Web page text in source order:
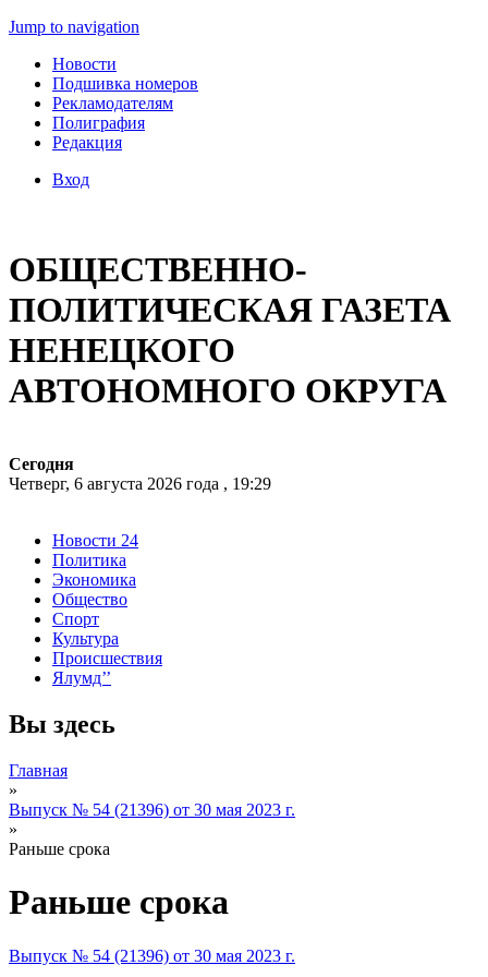
Jump to navigation
Новости
Подшивка номеров
Рекламодателям
Полиграфия
Редакция
Вход
ОБЩЕСТВЕННО-
ПОЛИТИЧЕСКАЯ ГАЗЕТА
НЕНЕЦКОГО
АВТОНОМНОГО ОКРУГА
Сегодня
Четверг, 6 августа 2026 года , 19:29
Новости 24
Политика
Экономика
Общество
Спорт
Культура
Происшествия
Ялумд’’
Вы здесь
Главная
»
Выпуск № 54 (21396) от 30 мая 2023 г.
»
Раньше срока
Раньше срока
Выпуск № 54 (21396) от 30 мая 2023 г.